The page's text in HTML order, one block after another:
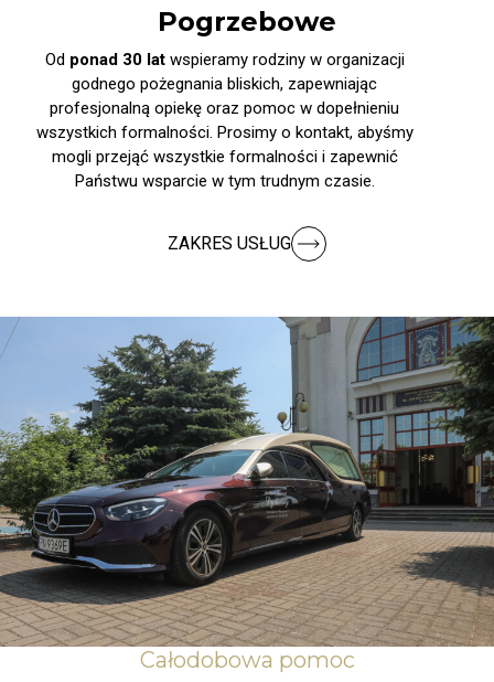
Pogrzebowe
Od ponad 30 latwspieramy rodziny w organizacji
godnego pożegnania bliskich, zapewniając
profesjonalną opiekę oraz pomoc w dopełnieniu
wszystkich formalności. Prosimy o kontakt, abyśmy
mogli przejąć wszystkie formalności i zapewnić
Państwu wsparcie w tym trudnym czasie.
ZAKRES USŁUG
Całodobowa pomoc